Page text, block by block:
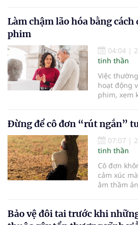
cấp cứu
thể phục
thời gian
ý nghĩa
sống còn
cuộc sống
Làm chậm lão hóa bằng
phim
04:04 |
tinh thần
Việc
hoạt động
phim, xem
cải thiện
người cao
Đừng để cô đơn “rút ngắn”
07:07 |
tinh thần
Cô đơn
cảm xúc
âm thầm
hay kiểm
trì sự gắn
Bảo vệ đôi tai trước khi